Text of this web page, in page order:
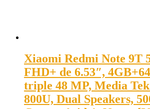
Xiaomi Redmi Note 9T
FHD+ de 6.53″,
triple 48 MP, Media
800U, Dual Speakers,